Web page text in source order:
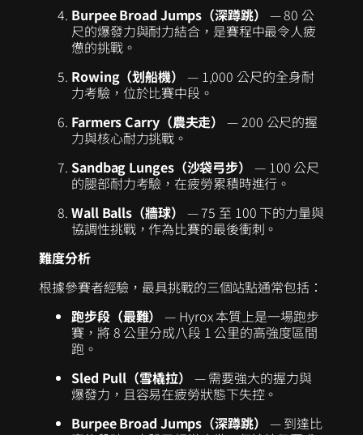
Burpee Broad Jumps（深蹲跳） — 80 公
尺的爆發力與耐力結合，是賽程中最令人疲
憊的挑戰。
Rowing（划船機） — 1,000 公尺的全身耐
力考驗，位於比賽中段。
Farmers Carry（農夫走） — 200 公尺的握
力與核心耐力挑戰。
Sandbag Lunges（沙袋弓步） — 100 公尺
的腿部耐力考驗，在疲勞累積時進行。
Wall Balls（牆球） — 75 至 100 下的力量與
協調性挑戰，作為比賽的最後衝刺。
難度分析
根據參賽者經驗，最具挑戰的三個站點通常包括：
跑步段（最難） — Hyrox 本質上是一場跑步
賽，將 8 公里分成八段 1 公里的高強度區間
跑。
Sled Pull（雪橇拉） — 需要強大的握力與
爆發力，且容易在疲勞狀態下失控。
Burpee Broad Jumps（深蹲跳） — 到達比